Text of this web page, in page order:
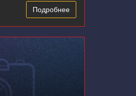
Подробнее